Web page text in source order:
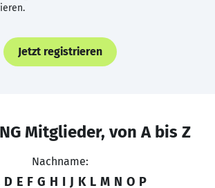
Jetzt registrieren
Mitglieder, von A bis Z
Nachname:
D E F G H I J K L M N O P